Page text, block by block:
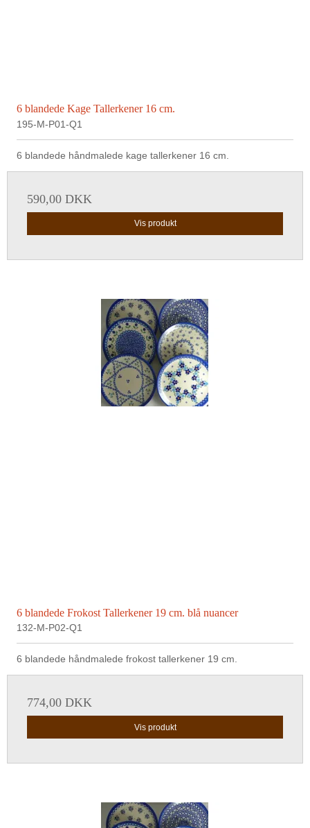
6 blandede Kage Tallerkener 16 cm.
195-M-P01-Q1
6 blandede håndmalede kage tallerkener 16 cm.
590,00 DKK
Vis produkt
6 blandede Frokost Tallerkener 19 cm. blå nuancer
132-M-P02-Q1
6 blandede håndmalede frokost tallerkener 19 cm.
774,00 DKK
Vis produkt